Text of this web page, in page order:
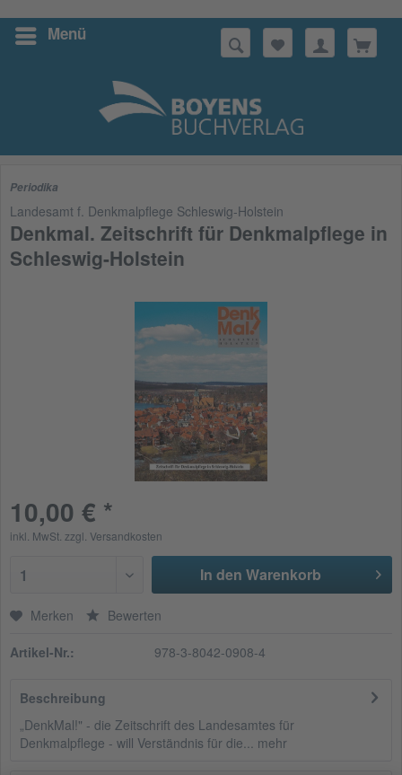
Menü
Suchen
Periodika
Landesamt f. Denkmalpflege Schleswig-Holstein
Denkmal. Zeitschrift für Denkmalpflege in
Schleswig-Holstein
10,00 € *
inkl. MwSt. zzgl. Versandkosten
1 In den Warenkorb
Merken Bewerten
Artikel-Nr.: 978-3-8042-0908-4
Beschreibung
„DenkMal!" - die Zeitschrift des Landesamtes für
Denkmalpflege - will Verständnis für die... mehr